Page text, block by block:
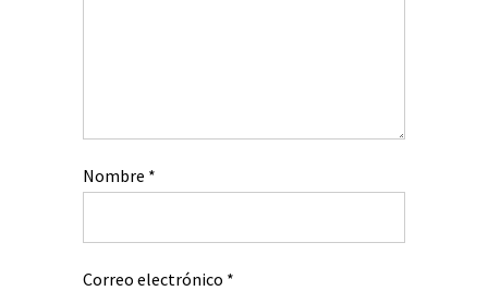
Nombre *
Correo electrónico *